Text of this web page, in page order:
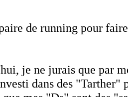
de running pour
je ne jurais que par
dans des "Tarther"